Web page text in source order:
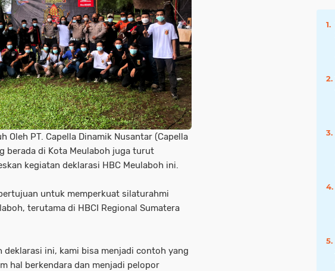
Oleh PT. Capella Dinamik Nusantar (Capella
berada di Kota Meulaboh juga turut
kegiatan deklarasi HBC Meulaboh ini.
untuk memperkuat silaturahmi
terutama di HBCI Regional Sumatera
deklarasi ini, kami bisa menjadi contoh yang
hal berkendara dan menjadi pelopor